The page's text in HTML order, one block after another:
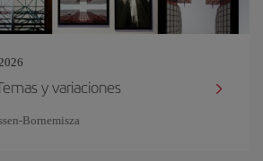
y variaciones
Bornemisza